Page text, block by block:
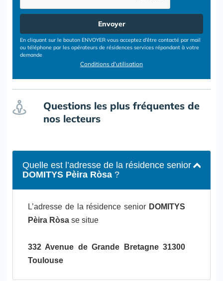
Envoyer
En cliquant sur le bouton ENVOYER vous acceptez d’être contacté par mail
ou téléphone par les opérateurs de résidences services répondant à votre
demande
Conditions d'utilisation
Questions les plus fréquentes de
nos lecteurs
Quelle est l’adresse de la résidence senior
DOMITYS Pèira Ròsa ?
L’adresse de la résidence senior DOMITYS
Pèira Ròsa se situe
332 Avenue de Grande Bretagne 31300
Toulouse